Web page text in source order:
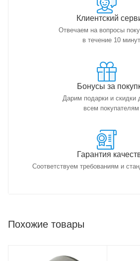
Клиентский
Отвечаем на вопросы
в течение 10 минут
Бонусы за
Дарим подарки и скидки
всем покупателям
Гарантия
Соответствуем требованиям и
Похожие товары